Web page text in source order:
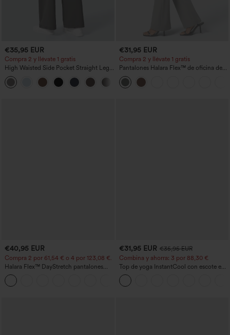
€35,95 EUR
Compra 2 y llévate 1 gratis
High Waisted Side Pocket Straight Leg
Work Pants
€31,95 EUR
Compra 2 y llévate 1 gratis
Pantalones Halara Flex™ de oficina de
tiro alto ligeramente acampanados con
bolsillos
€40,95 EUR
Compra 2 por 61,54 € o 4 por 123,08 €.
Halara Flex™ DayStretch pantalones
acampanados de trabajo de tiro medio
con bolsillo lateral con cremallera
€31,95 EUR €35,95 EUR
Combina y ahorra: 3 por 88,30 €
Top de yoga InstantCool con escote en
U y bajo curvado - UPF50+